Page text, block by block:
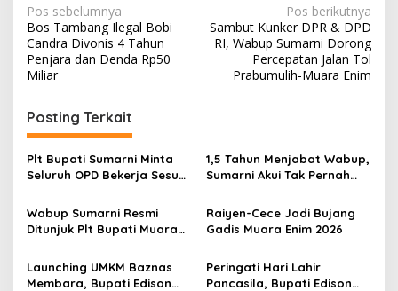
N
a
v
i
g
a
s
i
p
o
s
Pos sebelumnya
Bos Tambang Ilegal Bobi
Candra Divonis 4 Tahun
Penjara dan Denda Rp50
Miliar
Pos berikutnya
Sambut Kunker DPR & DPD
RI, Wabup Sumarni Dorong
Percepatan Jalan Tol
Prabumulih-Muara Enim
Posting Terkait
Plt Bupati Sumarni Minta
Seluruh OPD Bekerja Sesuai
1,5 Tahun Menjabat Wabup,
Sumarni Akui Tak Pernah
Wabup Sumarni Resmi
Ditunjuk Plt Bupati Muara
Raiyen-Cece Jadi Bujang
Gadis Muara Enim 2026
Launching UMKM Baznas
Membara, Bupati Edison
Peringati Hari Lahir
Pancasila, Bupati Edison